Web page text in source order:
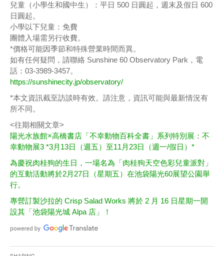
兒童（小學生和國中生）：平日 500 日圓起，週末及假日 600
日圓起。
小學以下兒童：免費
團體入場需另行收費。
*價格可能因季節和特殊營業時間而異。
如有任何疑問，請聯絡 Sunshine 60 Observatory Park，電
話：03-3989-3457。
https://sunshinecity.jp/observatory/
*本文資訊截至訪談時有效。請注意，資訊可能與最新情況有
所不同。
<往期相關文章>
陽光水族館×高橋書店「不幸動物百科全書」系列特別展：不
幸動物展3 *3月13日（週五）至11月23日（週一/假日）*
為慶祝肉桂狗的生日，一場名為「肉桂狗天空色彩兒童派對」
的互動活動將於2月27日（星期五）在池袋陽光60展望公園舉
行。
專營訂製沙拉的 Crisp Salad Works 將於 2 月 16 日星期一開
設其「池袋陽光城 Alpa 店」！